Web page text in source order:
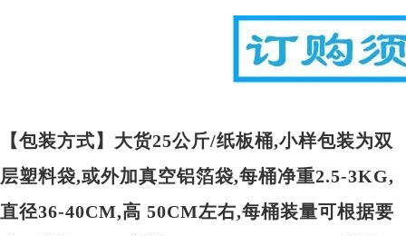
【包装方式】大货25公斤/纸板桶,小样包装为双
层塑料袋,或外加真空铝箔袋,每桶净重2.5-3KG,
直径36-40CM,高 50CM左右,每桶装量可根据要